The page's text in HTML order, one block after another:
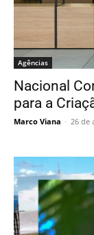
Agências
Nacional
para a
Marco Viana - 26 de